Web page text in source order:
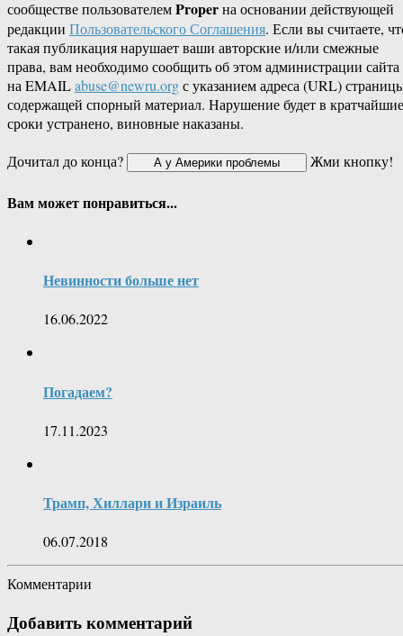
сообществе пользователемProperна основании действующей
редакции Пользовательского Соглашения. Если вы считаете,
такая публикация нарушает ваши авторские и/или смежные
права, вам необходимо сообщить об этом администрации сайта
на EMAILabuse@newru.orgс указанием адреса (URL)
содержащей спорный материал. Нарушение будет в кратчайшие
сроки устранено, виновные наказаны.
Дочитал до конца?
Жми кнопку!
Вам может понравиться...
Невинности больше нет
16.06.2022
Погадаем?
17.11.2023
Трамп, Хиллари и Израиль
06.07.2018
Комментарии
Добавить комментарий